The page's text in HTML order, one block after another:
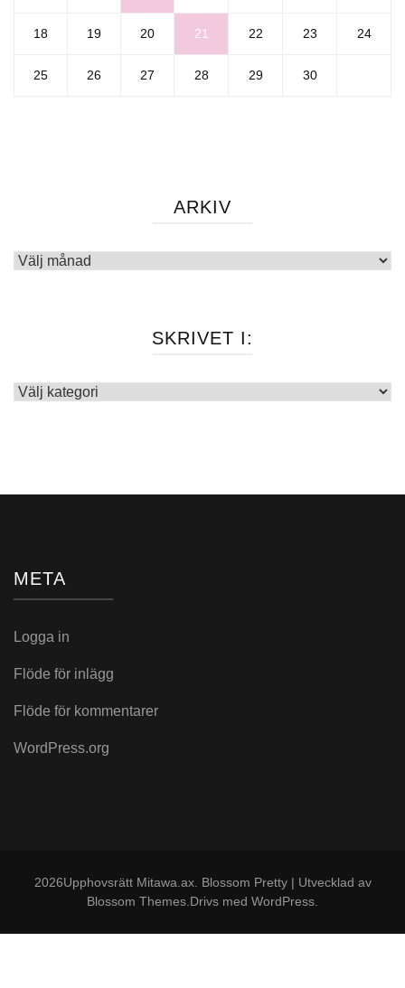
18 19 20 21 22 23 24
25 26 27 28 29 30
ARKIV
Arkiv
SKRIVET I:
Skrivet
META
Logga in
Flöde för inlägg
Flöde för kommentarer
WordPress.org
2026Upphovsrätt Mitawa.ax. Blossom Pretty | Utvecklad av
Blossom Themes .Drivs med WordPress